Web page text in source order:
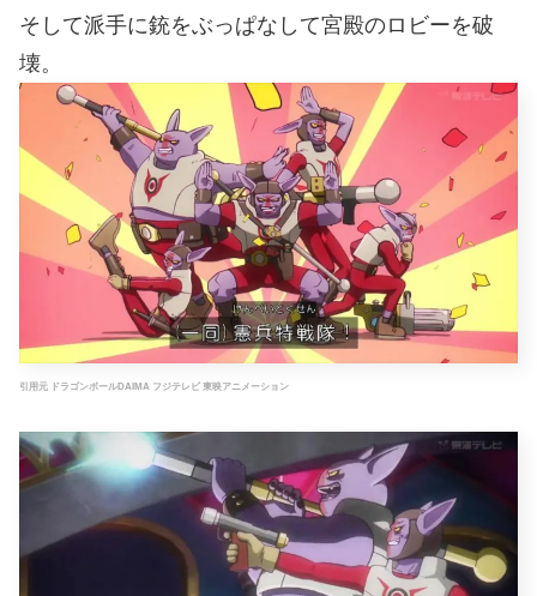
そして派手に銃をぶっぱなして宮殿のロビーを破
壊。
引用元 ドラゴンボールDAIMA フジテレビ 東映アニメーション